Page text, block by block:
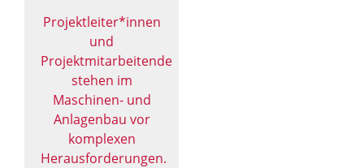
Projektleiter*innen
und
Projektmitarbeitende
stehen im
Maschinen- und
Anlagenbau vor
komplexen
Herausforderungen.